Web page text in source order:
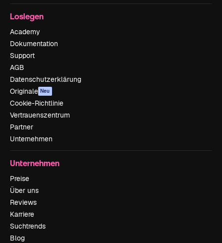
Loslegen
Academy
Dokumentation
Support
AGB
Datenschutzerklärung
Originale Neu
Cookie-Richtlinie
Vertrauenszentrum
Partner
Unternehmen
Unternehmen
Preise
Über uns
Reviews
Karriere
Suchtrends
Blog